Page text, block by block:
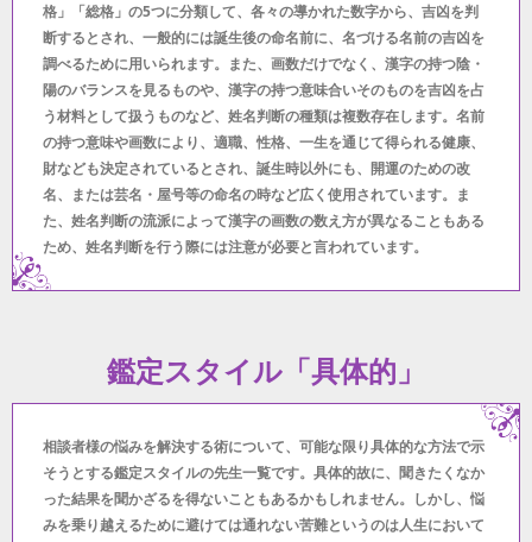
格」「総格」の5つに分類して、各々の導かれた数字から、吉凶を判
断するとされ、一般的には誕生後の命名前に、名づける名前の吉凶を
調べるために用いられます。また、画数だけでなく、漢字の持つ陰・
陽のバランスを見るものや、漢字の持つ意味合いそのものを吉凶を占
う材料として扱うものなど、姓名判断の種類は複数存在します。名前
の持つ意味や画数により、適職、性格、一生を通じて得られる健康、
財なども決定されているとされ、誕生時以外にも、開運のための改
名、または芸名・屋号等の命名の時など広く使用されています。ま
た、姓名判断の流派によって漢字の画数の数え方が異なることもある
ため、姓名判断を行う際には注意が必要と言われています。
鑑定スタイル「具体的」
相談者様の悩みを解決する術について、可能な限り具体的な方法で示
そうとする鑑定スタイルの先生一覧です。具体的故に、聞きたくなか
った結果を聞かざるを得ないこともあるかもしれません。しかし、悩
みを乗り越えるために避けては通れない苦難というのは人生において